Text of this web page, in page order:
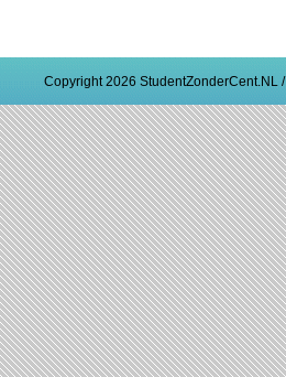
Copyright 2026 StudentZonderCent.NL